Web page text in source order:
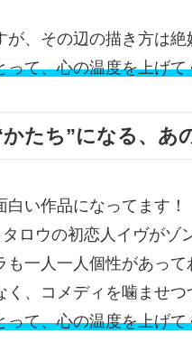
、その辺の描き方は絶
て、心の温度を上げ
たち”になる、あ
い作品になってます！
ロウの初恋人イヴがゾ
一人一人個性があって
、コメディを噛ませ
て、心の温度を上げ